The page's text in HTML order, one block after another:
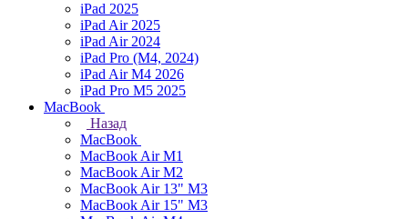
iPad 2025
iPad Air 2025
iPad Air 2024
iPad Pro (M4, 2024)
iPad Air M4 2026
iPad Pro M5 2025
MacBook
Назад
MacBook
MacBook Air M1
MacBook Air M2
MacBook Air 13" M3
MacBook Air 15" M3